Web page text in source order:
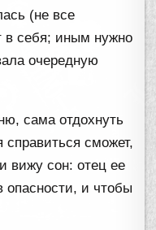
(не все
в себя; иным нужно
очередную
сама отдохнуть
сможет,
вижу сон: отец ее
опасности, и чтобы